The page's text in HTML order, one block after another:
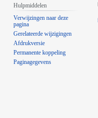
Hulpmiddelen
Verwijzingen naar deze
pagina
Gerelateerde wijzigingen
Afdrukversie
Permanente koppeling
Paginagegevens